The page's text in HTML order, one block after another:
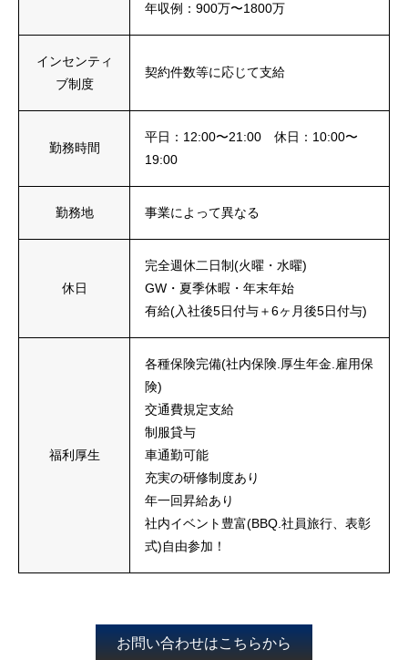
年収例：900万〜1800万
インセンティ
ブ制度
契約件数等に応じて支給
勤務時間
平日：12:00〜21:00 休日：10:00〜
19:00
勤務地 事業によって異なる
休日
完全週休二日制(火曜・水曜)
GW・夏季休暇・年末年始
有給(入社後5日付与＋6ヶ月後5日付与)
福利厚生
各種保険完備(社内保険.厚生年金.雇用保
険)
交通費規定支給
制服貸与
車通勤可能
充実の研修制度あり
年一回昇給あり
社内イベント豊富(BBQ.社員旅行、表彰
式)自由参加！
お問い合わせはこちらから